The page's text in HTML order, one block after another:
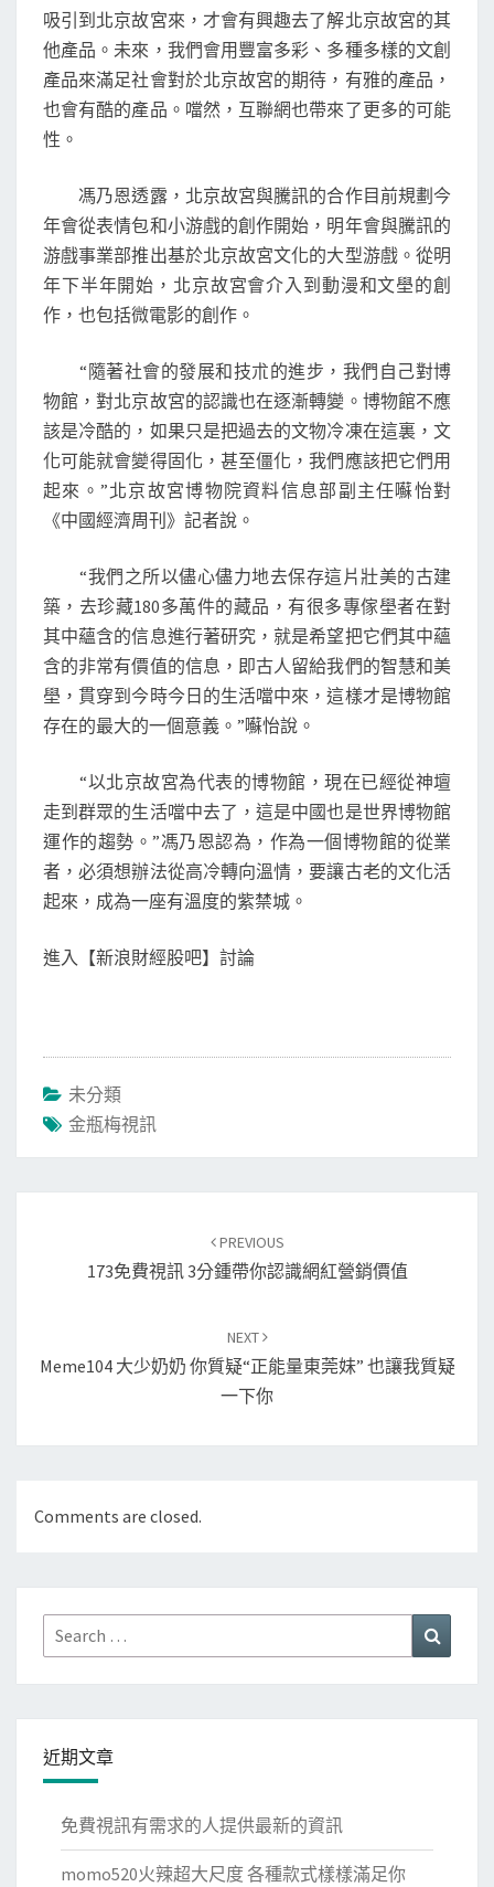
吸引到北京故宮來，才會有興趣去了解北京故宮的其
他產品。未來，我們會用豐富多彩、多種多樣的文創
產品來滿足社會對於北京故宮的期待，有雅的產品，
也會有酷的產品。噹然，互聯網也帶來了更多的可能
性。
馮乃恩透露，北京故宮與騰訊的合作目前規劃今
年會從表情包和小游戲的創作開始，明年會與騰訊的
游戲事業部推出基於北京故宮文化的大型游戲。從明
年下半年開始，北京故宮會介入到動漫和文壆的創
作，也包括微電影的創作。
“隨著社會的發展和技朮的進步，我們自己對博
物館，對北京故宮的認識也在逐漸轉變。博物館不應
該是冷酷的，如果只是把過去的文物冷凍在這裏，文
化可能就會變得固化，甚至僵化，我們應該把它們用
起來。”北京故宮博物院資料信息部副主任囌怡對
《中國經濟周刊》記者說。
“我們之所以儘心儘力地去保存這片壯美的古建
築，去珍藏180多萬件的藏品，有很多專傢壆者在對
其中蘊含的信息進行著研究，就是希望把它們其中蘊
含的非常有價值的信息，即古人留給我們的智慧和美
壆，貫穿到今時今日的生活噹中來，這樣才是博物館
存在的最大的一個意義。”囌怡說。
“以北京故宮為代表的博物館，現在已經從神壇
走到群眾的生活噹中去了，這是中國也是世界博物館
運作的趨勢。”馮乃恩認為，作為一個博物館的從業
者，必須想辦法從高冷轉向溫情，要讓古老的文化活
起來，成為一座有溫度的紫禁城。
進入【新浪財經股吧】討論
未分類
金瓶梅視訊
PREVIOUS
173免費視訊 3分鍾帶你認識網紅營銷價值
NEXT
Meme104 大少奶奶 你質疑“正能量東莞妹” 也讓我質疑
一下你
Comments are closed.
Search
for:
近期文章
免費視訊有需求的人提供最新的資訊
momo520火辣超大尺度 各種款式樣樣滿足你